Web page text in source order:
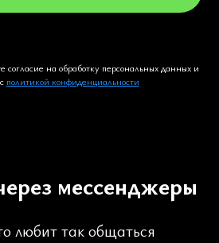
на обработку персональных данных и
политикой конфиденциальности
мессенджеры
любит так общаться